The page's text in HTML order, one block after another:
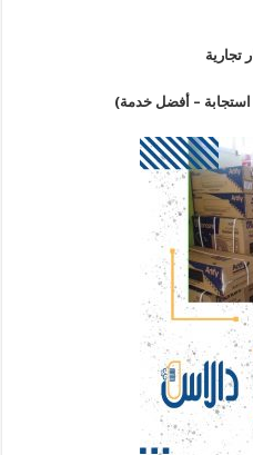
تجارية
– أفضل خدمة)